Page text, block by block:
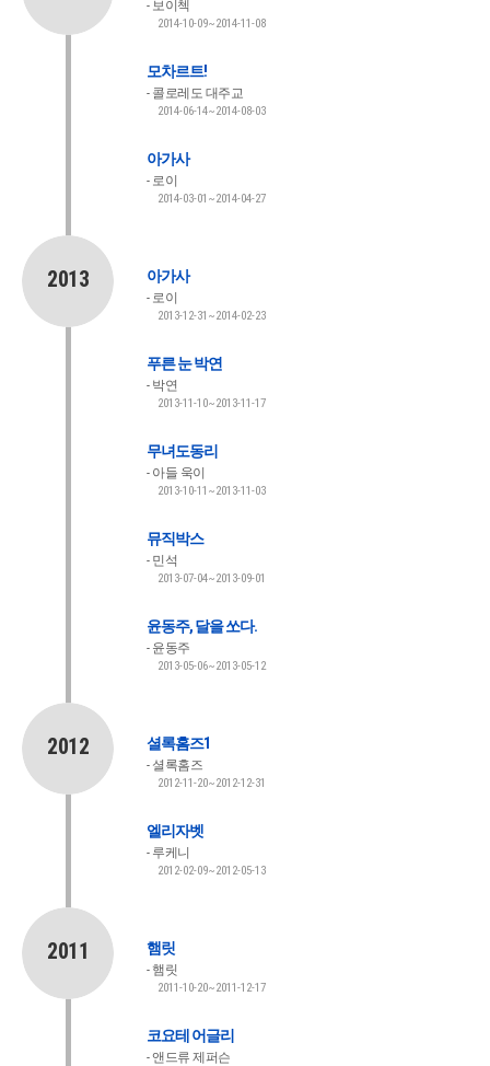
보이첵
2014-10-09~2014-11-08
모차르트!
콜로레도 대주교
2014-06-14~2014-08-03
아가사
로이
2014-03-01~2014-04-27
2013 아가사
로이
2013-12-31~2014-02-23
푸른 눈 박연
박연
2013-11-10~2013-11-17
무녀도동리
아들 욱이
2013-10-11~2013-11-03
뮤직박스
민석
2013-07-04~2013-09-01
윤동주, 달을 쏘다.
윤동주
2013-05-06~2013-05-12
2012 셜록홈즈1
셜록홈즈
2012-11-20~2012-12-31
엘리자벳
루케니
2012-02-09~2012-05-13
2011 햄릿
햄릿
2011-10-20~2011-12-17
코요테 어글리
앤드류 제퍼슨